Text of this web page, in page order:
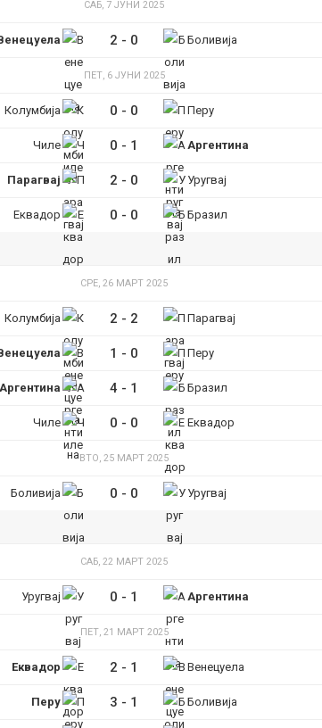
САБ, 7 ЈУНИ 2025
2 - 0 Боливија
ПЕТ, 6 ЈУНИ 2025
Колумбија 0 - 0 Перу
Чиле 0 - 1 Аргентина
Парагвај 2 - 0 Уругвај
Еквадор 0 - 0 Бразил
СРЕ, 26 МАРТ 2025
Колумбија 2 - 2 Парагвај
1 - 0 Перу
Аргентина 4 - 1 Бразил
Чиле 0 - 0 Еквадор
ВТО, 25 МАРТ 2025
Боливија 0 - 0 Уругвај
САБ, 22 МАРТ 2025
Уругвај 0 - 1 Аргентина
ПЕТ, 21 МАРТ 2025
Еквадор 2 - 1 Венецуела
Перу 3 - 1 Боливија